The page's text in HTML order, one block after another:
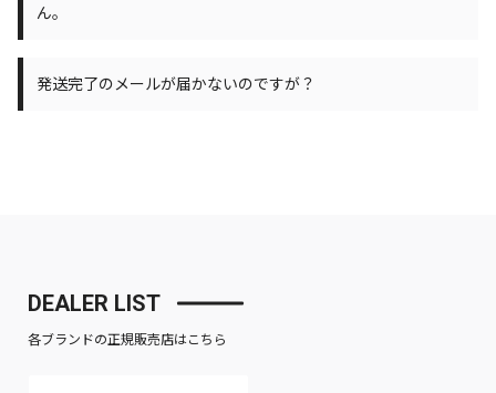
ん。
発送完了のメールが届かないのですが？
DEALER LIST
各ブランドの正規販売店はこちら